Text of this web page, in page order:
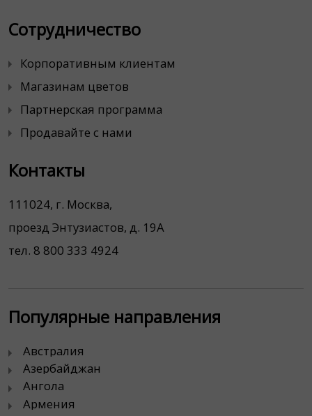
Сотрудничество
Корпоративным клиентам
Магазинам цветов
Партнерская программа
Продавайте с нами
Контакты
111024, г. Москва,
проезд Энтузиастов, д. 19А
тел. 8 800 333 4924
Популярные направления
Австралия
Азербайджан
Ангола
Армения